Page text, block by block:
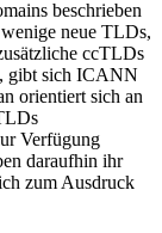
beschrieben
neue TLDs,
ccTLDs
gibt sich ICANN
orientiert sich an
Verfügung
daraufhin ihr
zum Ausdruck